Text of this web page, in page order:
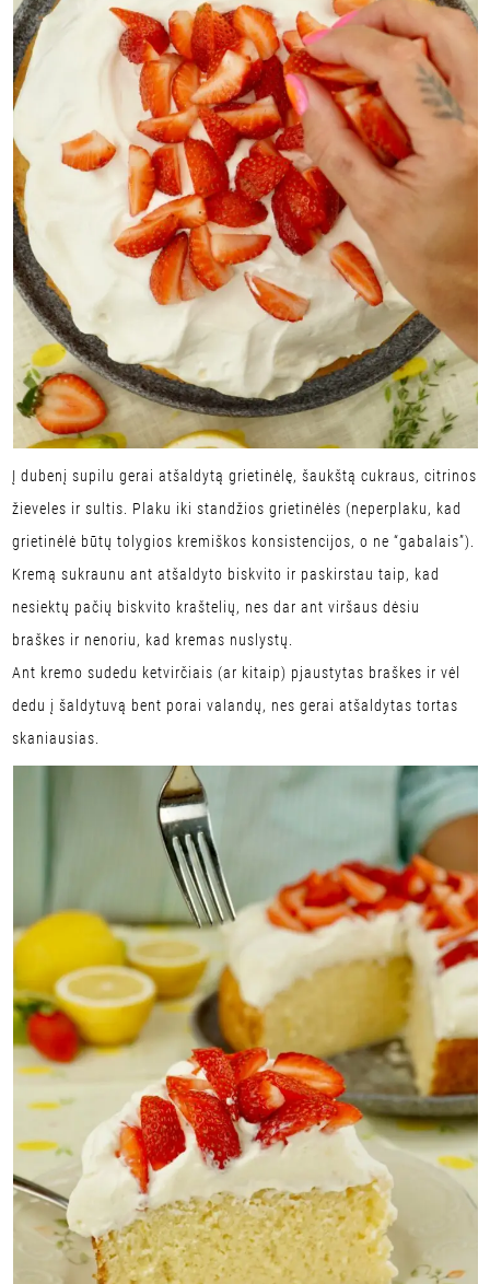
Į dubenį supilu gerai atšaldytą grietinėlę, šaukštą cukraus, citrinos
žieveles ir sultis. Plaku iki standžios grietinėlės (neperplaku, kad
grietinėlė būtų tolygios kremiškos konsistencijos, o ne “gabalais”).
Kremą sukraunu ant atšaldyto biskvito ir paskirstau taip, kad
nesiektų pačių biskvito kraštelių, nes dar ant viršaus dėsiu
braškes ir nenoriu, kad kremas nuslystų.
Ant kremo sudedu ketvirčiais (ar kitaip) pjaustytas braškes ir vėl
dedu į šaldytuvą bent porai valandų, nes gerai atšaldytas tortas
skaniausias.